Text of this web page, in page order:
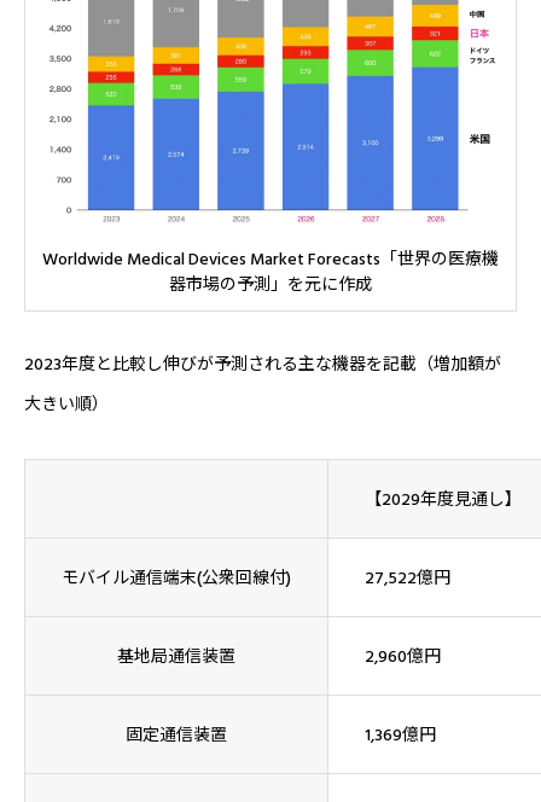
Worldwide Medical Devices Market Forecasts「世界の医療機
器市場の予測」を元に作成
2023年度と比較し伸びが予測される主な機器を記載（増加額が
大きい順）
【2029年度見通し】
モバイル通信端末(公衆回線付) 27,522億円
基地局通信装置 2,960億円
固定通信装置 1,369億円